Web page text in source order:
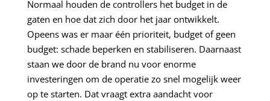
Normaal houden de controllers het budget in de
gaten en hoe dat zich door het jaar ontwikkelt.
Opeens was er maar één prioriteit, budget of geen
budget: schade beperken en stabiliseren. Daarnaast
staan we door de brand nu voor enorme
investeringen om de operatie zo snel mogelijk weer
op te starten. Dat vraagt extra aandacht voor